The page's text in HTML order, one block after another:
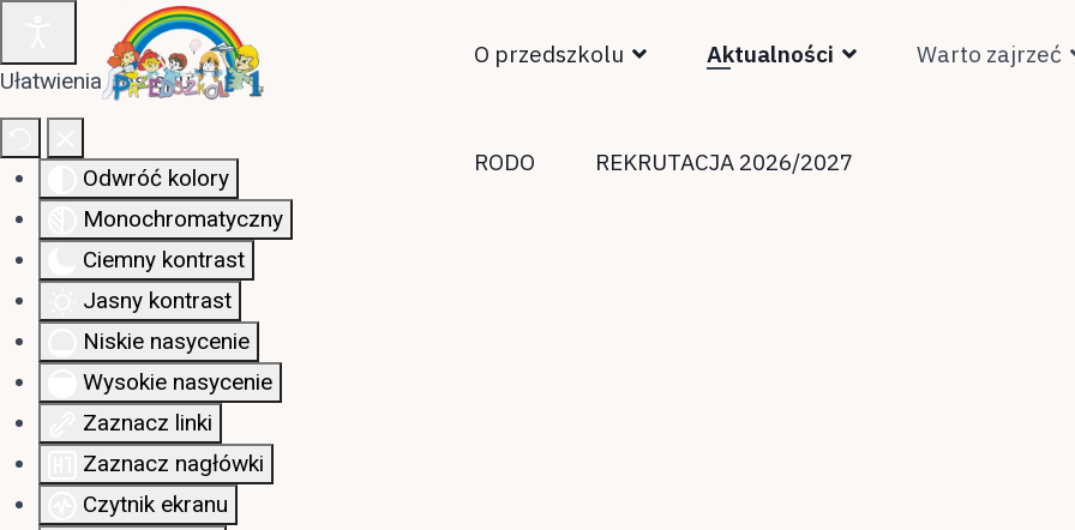
Ułatwienia dostępu
Odwróć kolory
Monochromatyczny
Ciemny kontrast
Jasny kontrast
Niskie nasycenie
Wysokie nasycenie
Zaznacz linki
Zaznacz nagłówki
Czytnik ekranu
O przedszkolu Aktualności Warto zajrzeć
RODO REKRUTACJA 2026/2027